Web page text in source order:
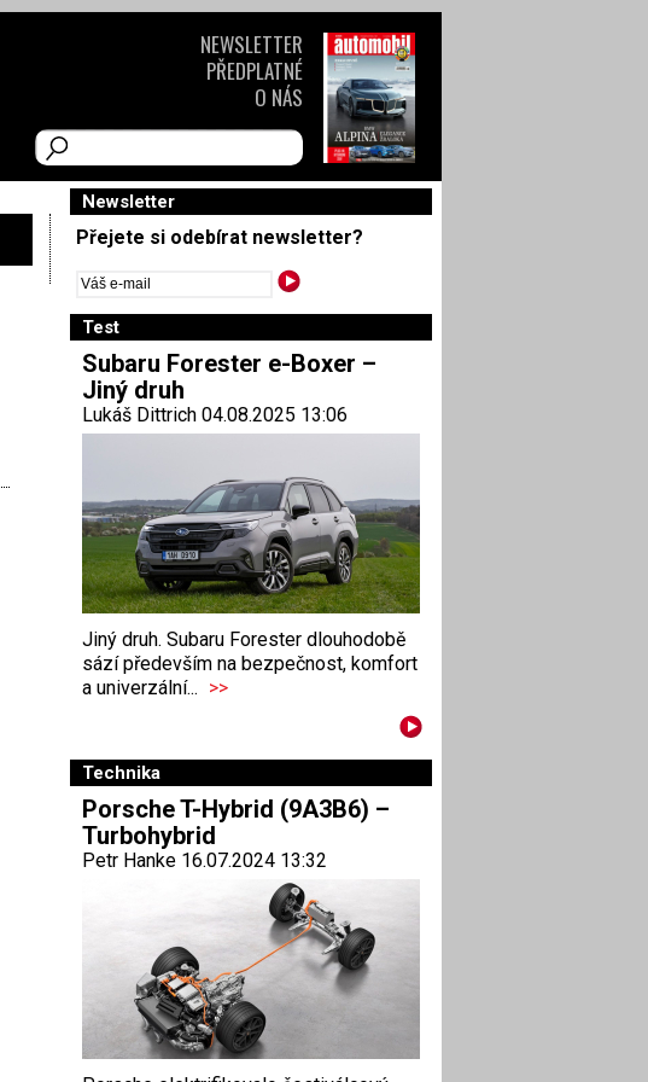
Newsletter
Přejete si odebírat newsletter?
Test
Subaru Forester e-Boxer –
Jiný druh
Lukáš Dittrich 04.08.2025 13:06
Jiný druh. Subaru Forester dlouhodobě
sází především na bezpečnost, komfort
a univerzální... >>
Technika
Porsche T-Hybrid (9A3B6) –
Turbohybrid
Petr Hanke 16.07.2024 13:32
NEWSLETTER
PŘEDPLATNÉ
O NÁS